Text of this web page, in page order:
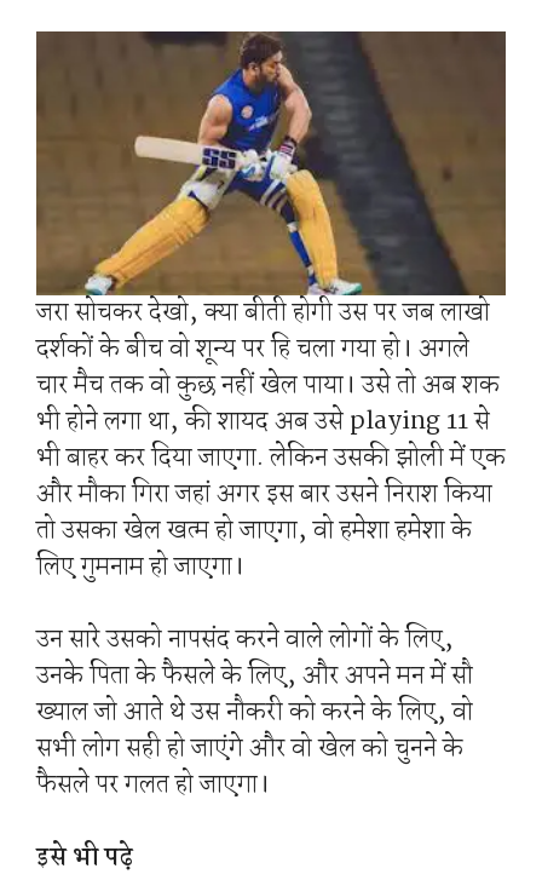
जरा सोचकर देखो, क्या बीती होगी उस पर जब लाखो
दर्शकों के बीच वो शून्य पर हि चला गया हो। अगले
चार मैच तक वो कुछ नहीं खेल पाया। उसे तो अब शक
भी होने लगा था, की शायद अब उसे playing 11 से
भी बाहर कर दिया जाएगा. लेकिन उसकी झोली में एक
और मौका गिरा जहां अगर इस बार उसने निराश किया
तो उसका खेल खत्म हो जाएगा, वो हमेशा हमेशा के
लिए गुमनाम हो जाएगा।
उन सारे उसको नापसंद करने वाले लोगों के लिए,
उनके पिता के फैसले के लिए, और अपने मन में सौ
ख्याल जो आते थे उस नौकरी को करने के लिए, वो
सभी लोग सही हो जाएंगे और वो खेल को चुनने के
फैसले पर गलत हो जाएगा।
इसे भी पढ़े